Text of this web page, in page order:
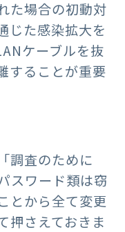
た場合の初動対
じた感染拡大を
ケーブルを抜
することが重要
調査のために
スワード類は窃
とから全て変更
押さえておきま